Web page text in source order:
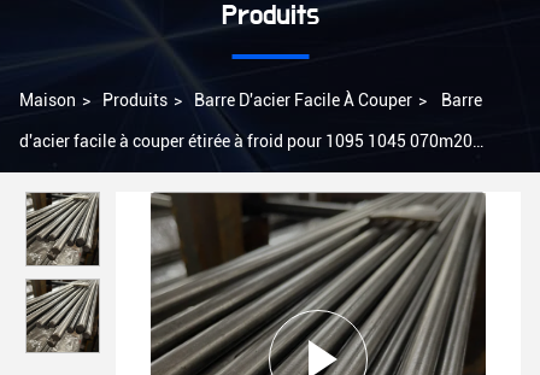
Produits
Maison > Produits > Barre D'acier Facile À Couper > Barre
d'acier facile à couper étirée à froid pour 1095 1045 070m20